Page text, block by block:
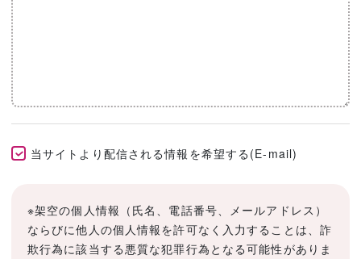
当サイトより配信される情報を希望する(E-mail)
※架空の個人情報（氏名、電話番号、メールアドレス）
ならびに他人の個人情報を許可なく入力することは、詐
欺行為に該当する悪質な犯罪行為となる可能性がありま